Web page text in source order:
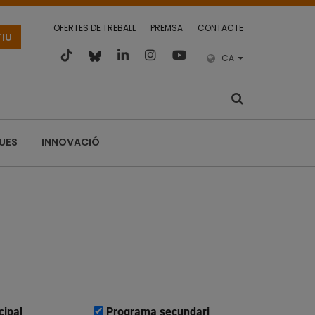
OFERTES DE TREBALL PREMSA CONTACTE
CA
INNOVACIÓ
Programa secundari